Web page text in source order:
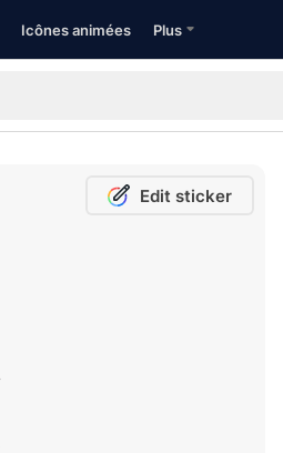
Icônes animées Plus
Edit sticker